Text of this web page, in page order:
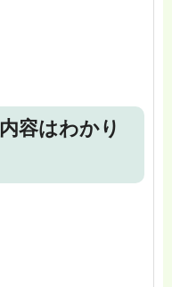
容はわかり